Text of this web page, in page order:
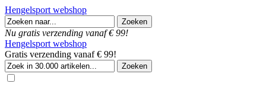
Hengelsport webshop
Nu gratis verzending vanaf € 99!
Hengelsport webshop
Gratis verzending vanaf € 99!